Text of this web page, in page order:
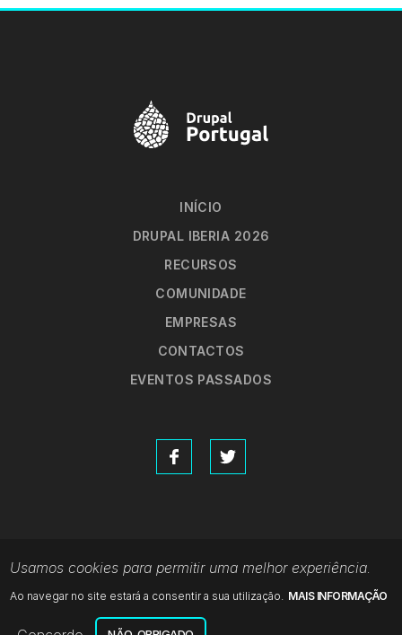
Main
menu
Footer
INÍCIO
DRUPAL IBERIA 2026
RECURSOS
COMUNIDADE
EMPRESAS
CONTACTOS
EVENTOS PASSADOS
DESENVOLVIDO EM DRUPAL 10 PELA ADP
Usamos cookies para permitir uma melhor experiência.
Ao navegar no site estará a consentir a sua utilização. MAIS INFORMAÇÃO